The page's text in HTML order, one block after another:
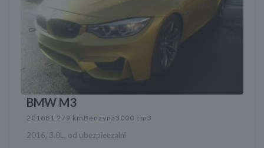
BMW M3
201681 279 km Benzyna3000 cm3
2016, 3.0L, od ubezpieczalni